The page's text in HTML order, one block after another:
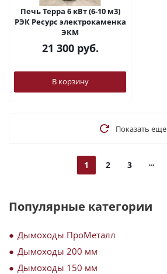
Печь Терра 6 кВт (6-10 м3)
РЭК Ресурс электрокаменка
ЭКМ
21 300руб.
В корзину
Показать еще
1 2 3
Популярные категории
Дымоходы ПроМеталл
Дымоходы 200 мм
Дымоходы 150 мм